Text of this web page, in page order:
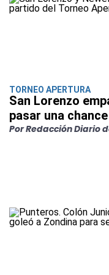
TORNEO APERTURA
San Lorenzo
pasar una
Por Redacción Diario